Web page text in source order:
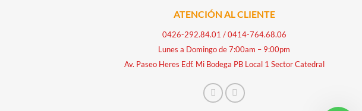
ATENCIÓN AL CLIENTE
0426-292.84.01 /0414-764.68.06
Lunes a Domingo de 7:00am – 9:00pm
Av. Paseo Heres Edf. Mi Bodega PB Local 1 Sector Catedral